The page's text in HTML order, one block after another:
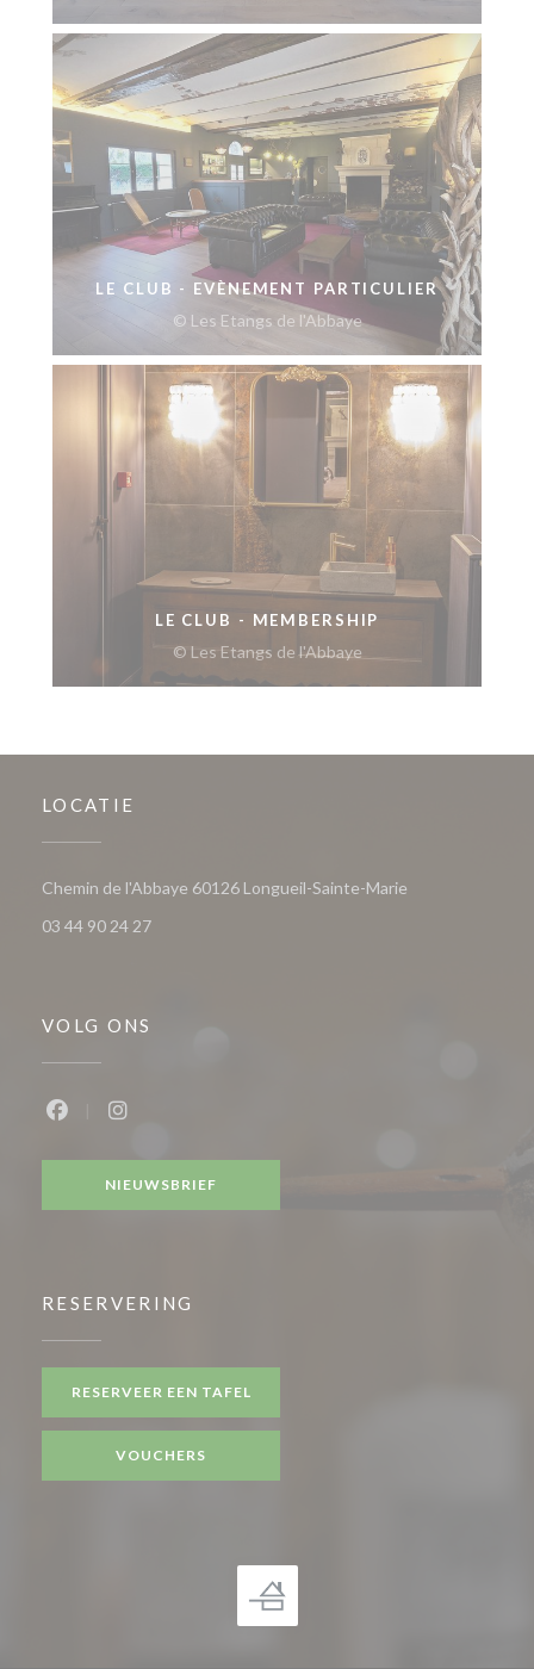
LE CLUB - EVÈNEMENT PARTICULIER
© Les Etangs de l'Abbaye
LE CLUB - MEMBERSHIP
© Les Etangs de l'Abbaye
LOCATIE
Chemin de l'Abbaye 60126 Longueil-Sainte-Marie
03 44 90 24 27
VOLG ONS
NIEUWSBRIEF
RESERVERING
RESERVEER EEN TAFEL
VOUCHERS